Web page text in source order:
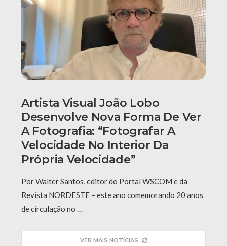
Artista Visual João Lobo
Desenvolve Nova Forma De Ver
A Fotografia: “fotografar A
Velocidade No Interior Da
Própria Velocidade”
Por Walter Santos, editor do Portal WSCOM e da
Revista NORDESTE – este ano comemorando 20 anos
de circulação no …
VER MAIS NOTÍCIAS